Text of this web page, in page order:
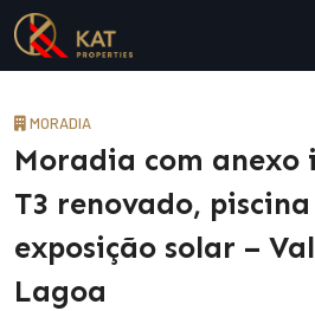
MORADIA
Moradia com anexo
T3 renovado,
exposição solar –
Lagoa